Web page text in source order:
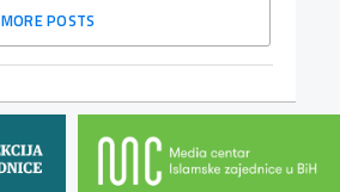
MORE POSTS